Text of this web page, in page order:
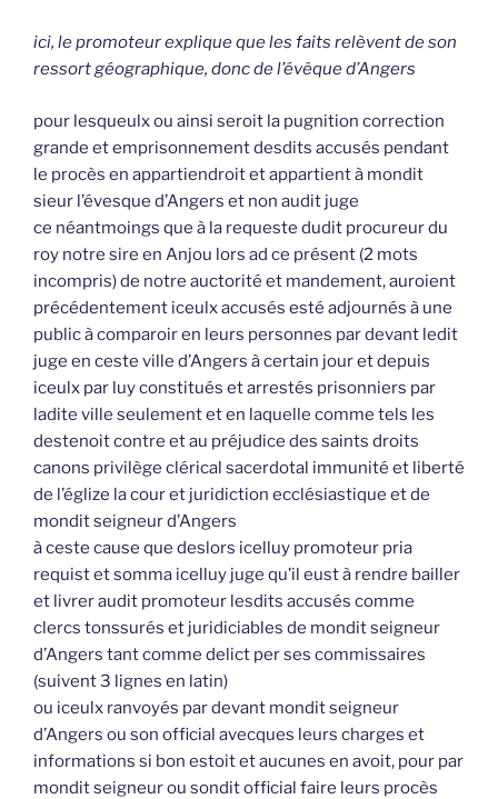
ici, le promoteur explique que les faits relèvent de son
ressort géographique, donc de l’évêque d’Angers
pour lesqueulx ou ainsi seroit la pugnition correction
grande et emprisonnement desdits accusés pendant
le procès en appartiendroit et appartient à mondit
sieur l’évesque d’Angers et non audit juge
ce néantmoings que à la requeste dudit procureur du
roy notre sire en Anjou lors ad ce présent (2 mots
incompris) de notre auctorité et mandement, auroient
précédentement iceulx accusés esté adjournés à une
public à comparoir en leurs personnes par devant ledit
juge en ceste ville d’Angers à certain jour et depuis
iceulx par luy constitués et arrestés prisonniers par
ladite ville seulement et en laquelle comme tels les
destenoit contre et au préjudice des saints droits
canons privilège clérical sacerdotal immunité et liberté
de l’églize la cour et juridiction ecclésiastique et de
mondit seigneur d’Angers
à ceste cause que deslors icelluy promoteur pria
requist et somma icelluy juge qu’il eust à rendre bailler
et livrer audit promoteur lesdits accusés comme
clercs tonssurés et juridiciables de mondit seigneur
d’Angers tant comme delict per ses commissaires
(suivent 3 lignes en latin)
ou iceulx ranvoyés par devant mondit seigneur
d’Angers ou son official avecques leurs charges et
informations si bon estoit et aucunes en avoit, pour par
mondit seigneur ou sondit official faire leurs procès